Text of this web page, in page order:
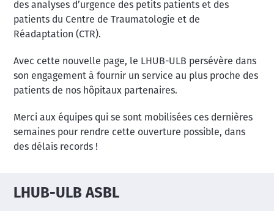
des analyses d’urgence des petits patients et des
patients du Centre de Traumatologie et de
Réadaptation (CTR).
Avec cette nouvelle page, le LHUB-ULB persévère dans
son engagement à fournir un service au plus proche des
patients de nos hôpitaux partenaires.
Merci aux équipes qui se sont mobilisées ces dernières
semaines pour rendre cette ouverture possible, dans
des délais records !
LHUB-ULB ASBL